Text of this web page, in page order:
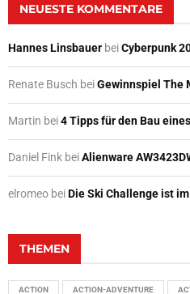
NEUESTE KOMMENTARE
Hannes Linsbauer beiCyberpunk
Renate Busch beiGewinnspiel The
Martin bei4 Tipps für den Bau
Daniel Fink beiAlienware
elromeo beiDie Ski Challenge ist
THEMEN
ACTION ACTION-ADVENTURE